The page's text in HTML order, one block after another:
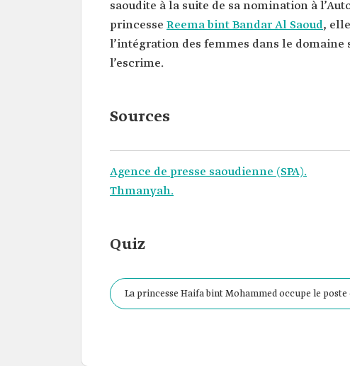
saoudite à la suite de sa nomination à
princesse Reema bint Bandar Al Saoud,
l’intégration des femmes dans le
l’escrime.
Sources
Agence de presse saoudienne (SPA).
Thmanyah.
Quiz
La princesse Haifa bint Mohammed occupe le